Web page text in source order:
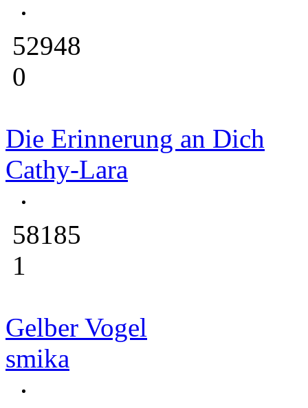
52948
0
Die Erinnerung an Dich
Cathy-Lara
58185
1
Gelber Vogel
smika